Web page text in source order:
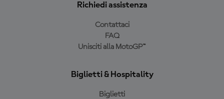
Richiedi assistenza
Contattaci
FAQ
Unisciti alla MotoGP™
Biglietti & Hospitality
Biglietti